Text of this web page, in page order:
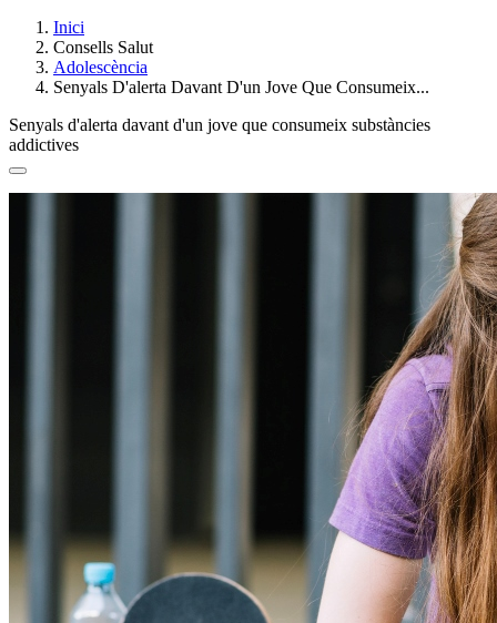
Breadcrumb
Inici
Consells Salut
Adolescència
Senyals D'alerta Davant D'un Jove Que Consumeix...
Senyals d'alerta davant d'un jove que consumeix substàncies
addictives